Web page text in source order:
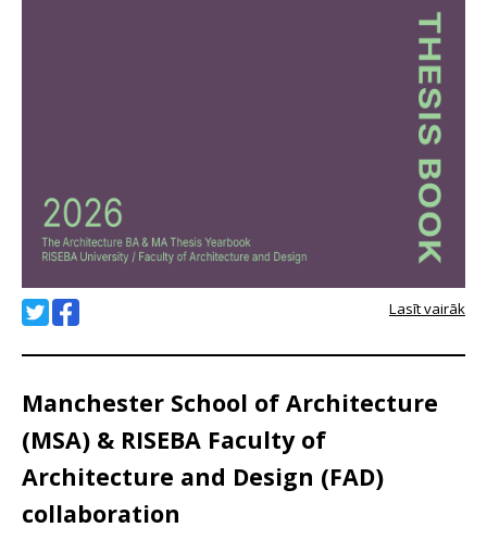
Lasīt vairāk
Manchester School of Architecture
(MSA) & RISEBA Faculty of
Architecture and Design (FAD)
collaboration